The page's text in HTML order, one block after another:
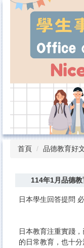
首頁 品德教育好
114年1月品德
日本學生回答提問
日本教育注重實踐
的日常教育，也十